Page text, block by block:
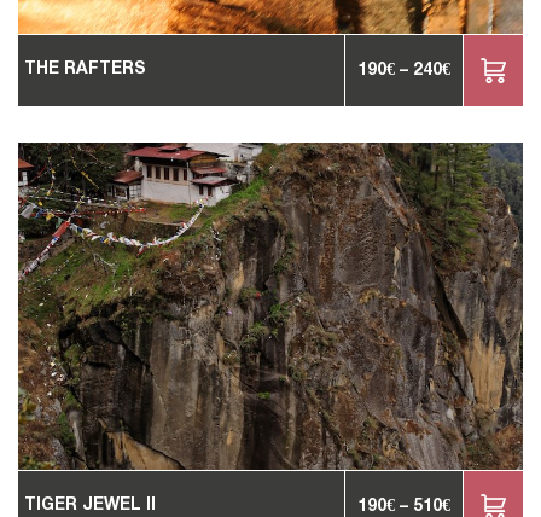
THE RAFTERS 190€ – 240€
TIGER JEWEL II 190€ – 510€